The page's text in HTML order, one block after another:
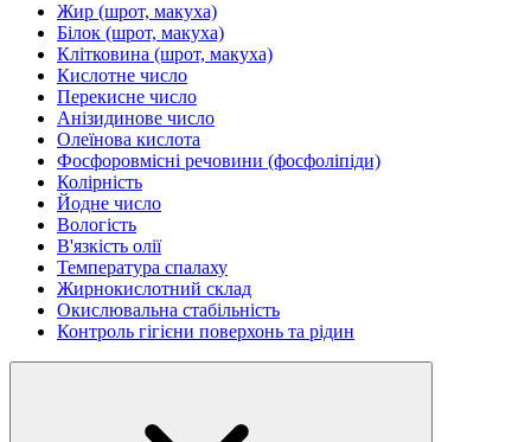
Жир (шрот, макуха)
Білок (шрот, макуха)
Клітковина (шрот, макуха)
Кислотне число
Перекисне число
Анізидинове число
Олеїнова кислота
Фосфоровмісні речовини (фосфоліпіди)
Колірність
Йодне число
Вологість
В'язкість олії
Температура спалаху
Жирнокислотний склад
Окислювальна стабільність
Контроль гігієни поверхонь та рідин